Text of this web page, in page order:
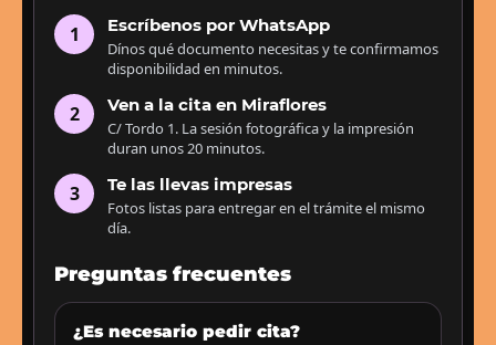
1
Escríbenos por WhatsApp
Dínos qué documento necesitas y te confirmamos
disponibilidad en minutos.
2 Ven a la cita en Miraflores
C/ Tordo 1. La sesión fotográfica y la impresión
duran unos 20 minutos.
3 Te las llevas impresas
Fotos listas para entregar en el trámite el mismo
día.
Preguntas frecuentes
¿Es necesario pedir cita?